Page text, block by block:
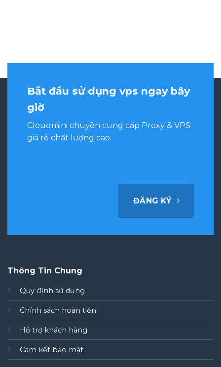
Bắt đầu sử dụng vps ngay bây
giờ
Cloudmini chuyên cung cấp Proxy & VPS
giá rẻ chất lượng cao.
ĐĂNG KÝ
Thông Tin Chung
Quy định sử dụng
Chính sách hoàn tiền
Hỗ trợ khách hàng
Cam kết bảo mật